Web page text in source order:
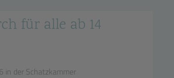
für alle ab 14
in der Schatzkammer